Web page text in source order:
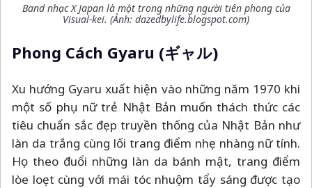
Band nhạc X Japan là một trong những người tiên phong của
Visual-kei. (Ảnh: dazedbylife.blogspot.com)
Phong Cách Gyaru (ギャル)
Xu hướng Gyaru xuất hiện vào những năm 1970 khi
một số phụ nữ trẻ Nhật Bản muốn thách thức các
tiêu chuẩn sắc đẹp truyền thống của Nhật Bản như
làn da trắng cùng lối trang điểm nhẹ nhàng nữ tính.
Họ theo đuổi những làn da bánh mật, trang điểm
lòe loẹt cùng với mái tóc nhuộm tẩy sáng được tạo